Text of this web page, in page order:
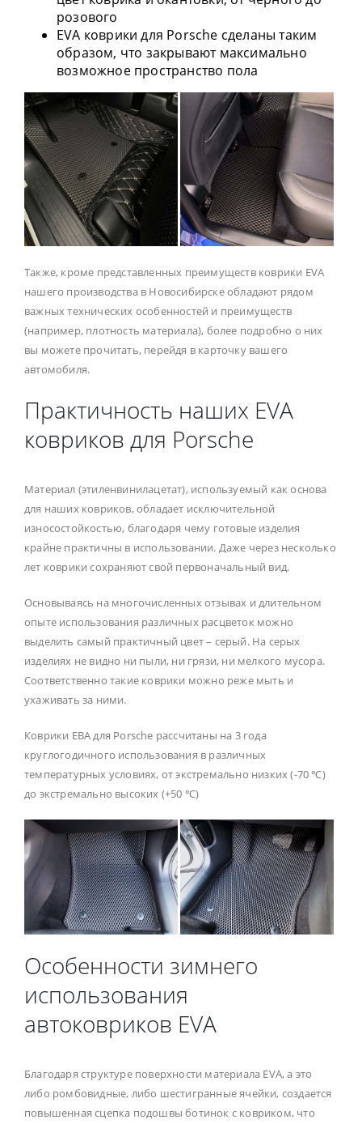
розового
EVA коврики для Porsche сделаны таким
образом, что закрывают максимально
возможное пространство пола
Также, кроме представленных преимуществ коврики EVA
нашего производства в Новосибирске обладают рядом
важных технических особенностей и преимуществ
(например, плотность материала), более подробно о них
вы можете прочитать, перейдя в карточку вашего
автомобиля.
Практичность наших EVA
ковриков для Porsche
Материал (этиленвинилацетат), используемый как основа
для наших ковриков, обладает исключительной
износостойкостью, благодаря чему готовые изделия
крайне практичны в использовании. Даже через несколько
лет коврики сохраняют свой первоначальный вид.
Основываясь на многочисленных отзывах и длительном
опыте использования различных расцветок можно
выделить самый практичный цвет – серый. На серых
изделиях не видно ни пыли, ни грязи, ни мелкого мусора.
Соответственно такие коврики можно реже мыть и
ухаживать за ними.
Коврики ЕВА для Porsche рассчитаны на 3 года
круглогодичного использования в различных
температурных условиях, от экстремально низких (-70 ℃)
до экстремально высоких (+50 ℃)
Особенности зимнего
использования
автоковриков EVA
Благодаря структуре поверхности материала EVA, а это
либо ромбовидные, либо шестигранные ячейки, создается
повышенная сцепка подошвы ботинок с ковриком, что